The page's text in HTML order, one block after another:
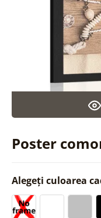
Poster
Alegeți culoarea